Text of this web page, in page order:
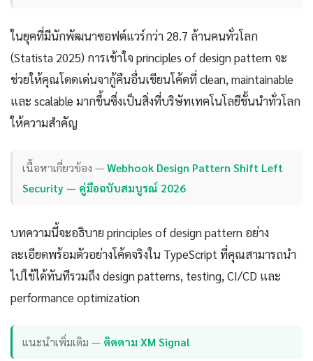
ในยุคที่มีนักพัฒนาซอฟต์แวร์กว่า 28.7 ล้านคนทั่วโลก
(Statista 2025) การเข้าใจ principles of design pattern จะ
ช่วยให้คุณโดดเด่นจากู้คืนอื่นเขียนโค้ดที่ clean, maintainable
และ scalable มากขึ้นซึ่งเป็นสิ่งที่บริษัทเทคโนโลยีชั้นนำทั่วโลก
ให้ความสำคัญ
เนื้อหาเกี่ยวข้อง —Webhook Design Pattern Shift Left
Security — คู่มือฉบับสมบูรณ์ 2026
บทความนี้จะอธิบาย principles of design pattern อย่าง
ละเอียดพร้อมตัวอย่างโค้ดจริงใน TypeScript ที่คุณสามารถนำ
ไปใช้ได้ทันทีรวมถึง design patterns, testing, CI/CD และ
performance optimization
แนะนำเพิ่มเติม — ติดตาม XM Signal